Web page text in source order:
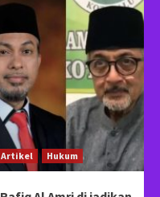
Artikel Hukum